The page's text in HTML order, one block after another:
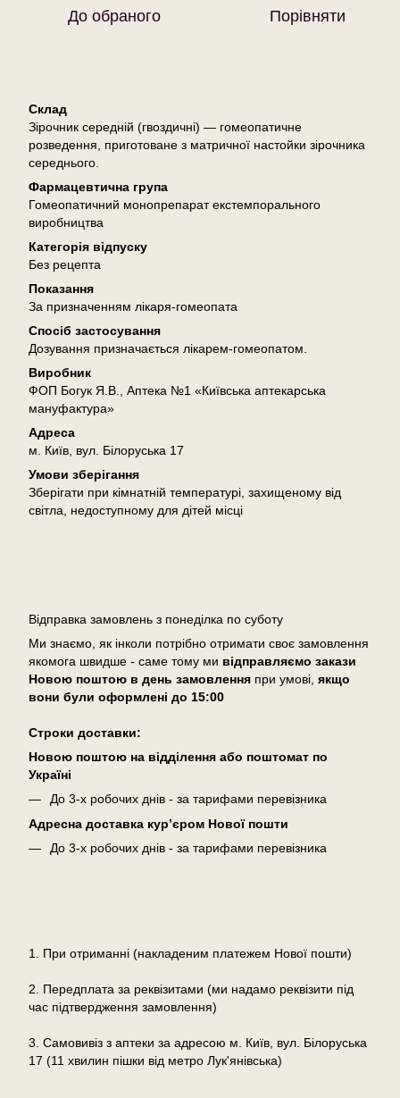
До обраного Порівняти
Склад
Зірочник середній (гвоздичні) — гомеопатичне
розведення, приготоване з матричної настойки зірочника
середнього.
Фармацевтична група
Гомеопатичний монопрепарат екстемпорального
виробництва
Категорія відпуску
Без рецепта
Показання
За призначенням лікаря-гомеопата
Спосіб застосування
Дозування призначається лікарем-гомеопатом.
Виробник
ФОП Богук Я.В., Аптека №1 «Київська аптекарська
мануфактура»
Адреса
м. Київ, вул. Білоруська 17
Умови зберігання
Зберігати при кімнатній температурі, захищеному від
світла, недоступному для дітей місці
Відправка замовлень з понеділка по суботу
Ми знаємо, як інколи потрібно отримати своє замовлення
якомога швидше - саме тому ми відправляємо закази
Новою поштою в день замовлення при умові, якщо
вони були оформлені до 15:00
Cтроки доставки:
Новою поштою на відділення або поштомат по
Україні
До 3-х робочих днів - за тарифами перевізника
Адресна доставка кур’єром Нової пошти
До 3-х робочих днів - за тарифами перевізника
1. При отриманні (накладеним платежем Нової пошти)
2. Передплата за реквізитами (ми надамо реквізити під
час підтвердження замовлення)
3. Самовивіз з аптеки за адресою м. Київ, вул. Білоруська
17 (11 хвилин пішки від метро Лук'янівська)